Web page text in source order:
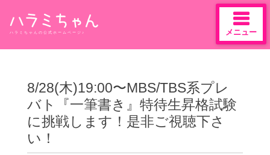
content
ハラミちゃんの公式ホームページ♪ メニュー
8/28(木)19:00〜MBS/TBS系プレ
バト『一筆書き』特待生昇格試験
に挑戦します！是非ご視聴下さ
い！